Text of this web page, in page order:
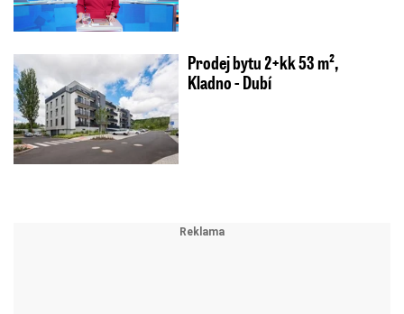
Prodej bytu 2+kk 53 m²,
Kladno - Dubí